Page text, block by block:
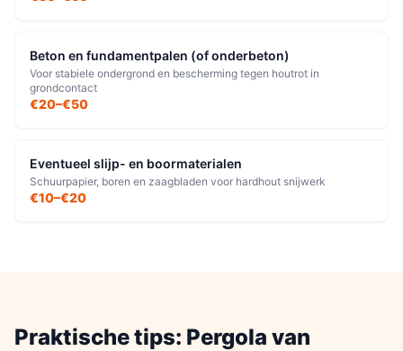
Beton en fundamentpalen (of onderbeton)
Voor stabiele ondergrond en bescherming tegen houtrot in
grondcontact
€20–€50
Eventueel slijp- en boormaterialen
Schuurpapier, boren en zaagbladen voor hardhout snijwerk
€10–€20
Praktische tips: Pergola van